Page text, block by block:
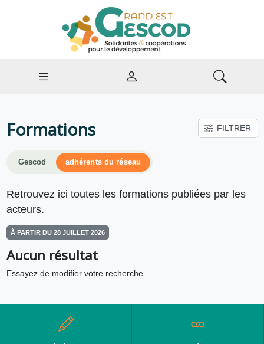
Formations FILTRER
Gescod adhérents du réseau
Retrouvez ici toutes les formations publiées par les
acteurs.
À PARTIR DU 28 JUILLET 2026
Aucun résultat
Essayez de modifier votre recherche.